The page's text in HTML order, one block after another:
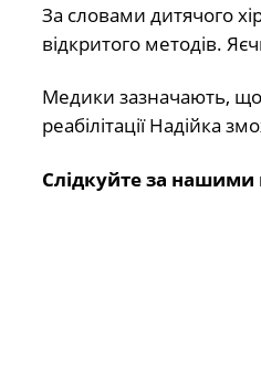
За словами дитячого
відкритого методів.
Медики зазначають, що
реабілітації Надійка
Слідкуйте за